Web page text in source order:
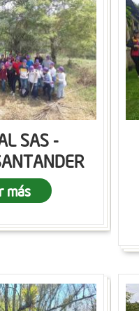
SAS -
más